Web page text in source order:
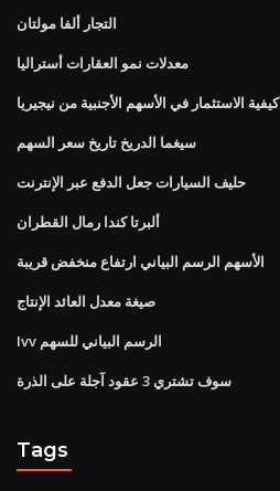
التجار ألفا مولتان
معدلات نمو العقارات أستراليا
كيفية الاستثمار في الأسهم الأجنبية من نيجيريا
سيغما الدريخ تاريخ سعر السهم
حليف السيارات جعل الدفع عبر الإنترنت
ألبرتا كندا رمال القطران
الأسهم الرسم البياني ارتفاع منخفض قريبة
صيغة معدل العائد الإنتاج
Ivv الرسم البياني للسهم
سوف تشتري 3 عقود آجلة على الذرة
Tags